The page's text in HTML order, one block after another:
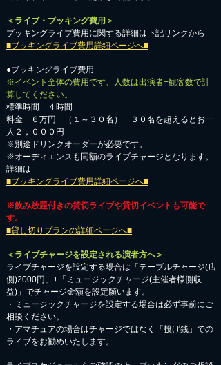
＜ライブ・ブッキング費用＞
ブッキングライブ費用に関する詳細は下記リンクから
■ブッキングライブ費用詳細ページへ■
●ブッキングライブ費用
※イベント全体の費用です、人数は出演者+観客数で計
算してください。
標準時間 ４時間
料金 ６万円 （１～３０名） ３０名を超えるとお一
人２，０００円
※別途ドリンクオーダーが必要です。
※オーディエンスも同額のライブチャージとなります。
詳細は
■ブッキングライブ費用詳細ページへ■
※飲み放題付きの貸切ライブや貸切イベントも可能で
す。
■貸し切りプランの詳細ページへ■
＜ライブチャージを設定される演者方へ＞
ライブチャージを設定する場合は「テーブルチャージ(店
側)2000円」+「ミュージックチャージ(主催者様側収
益)」でチャージ金額を設定願います。
・ミュージックチャージを設定する場合は必ず事前にご
相談ください。
​・アマチュアの場合はチャージではなく「投げ銭」での
ライブをお勧めいたします。